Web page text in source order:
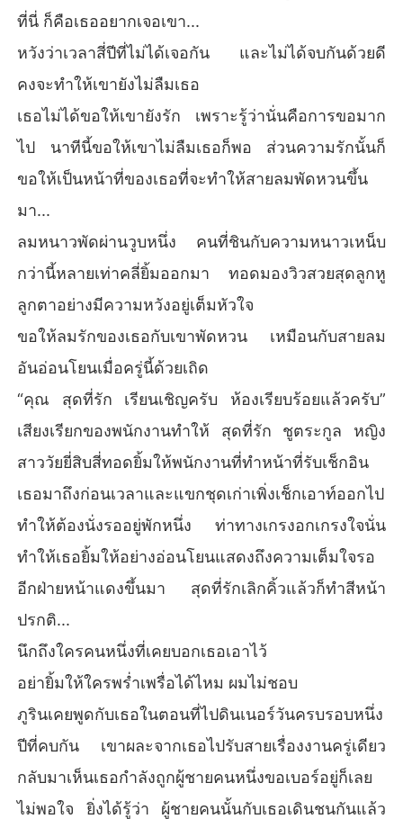
ที่นี่ ก็คือเธออยากเจอเขา...
หวังว่าเวลาสี่ปีที่ไม่ได้เจอกัน และไม่ได้จบกันด้วยดี
คงจะทำให้เขายังไม่ลืมเธอ
เธอไม่ได้ขอให้เขายังรัก เพราะรู้ว่านั่นคือการขอมาก
ไป นาทีนี้ขอให้เขาไม่ลืมเธอก็พอ ส่วนความรักนั้นก็
ขอให้เป็นหน้าที่ของเธอที่จะทำให้สายลมพัดหวนขึ้น
มา...
ลมหนาวพัดผ่านวูบหนึ่ง คนที่ชินกับความหนาวเหน็บ
กว่านี้หลายเท่าคลี่ยิ้มออกมา ทอดมองวิวสวยสุดลูกหู
ลูกตาอย่างมีความหวังอยู่เต็มหัวใจ
ขอให้ลมรักของเธอกับเขาพัดหวน เหมือนกับสายลม
อันอ่อนโยนเมื่อครู่นี้ด้วยเถิด
“คุณ สุดที่รัก เรียนเชิญครับ ห้องเรียบร้อยแล้วครับ”
เสียงเรียกของพนักงานทำให้ สุดที่รัก ชูตระกูล หญิง
สาววัยยี่สิบสี่ทอดยิ้มให้พนักงานที่ทำหน้าที่รับเช็กอิน
เธอมาถึงก่อนเวลาและแขกชุดเก่าเพิ่งเช็กเอาท์ออกไป
ทำให้ต้องนั่งรออยู่พักหนึ่ง ท่าทางเกรงอกเกรงใจนั่น
ทำให้เธอยิ้มให้อย่างอ่อนโยนแสดงถึงความเต็มใจรอ
อีกฝ่ายหน้าแดงขึ้นมา สุดที่รักเลิกคิ้วแล้วก็ทำสีหน้า
ปรกติ...
นึกถึงใครคนหนึ่งที่เคยบอกเธอเอาไว้
อย่ายิ้มให้ใครพร่ำเพรื่อได้ไหม ผมไม่ชอบ
ภูรินเคยพูดกับเธอในตอนที่ไปดินเนอร์วันครบรอบหนึ่ง
ปีที่คบกัน เขาผละจากเธอไปรับสายเรื่องงานครู่เดียว
กลับมาเห็นเธอกำลังถูกผู้ชายคนหนึ่งขอเบอร์อยู่ก็เลย
ไม่พอใจ ยิ่งได้รู้ว่า ผู้ชายคนนั้นกับเธอเดินชนกันแล้ว